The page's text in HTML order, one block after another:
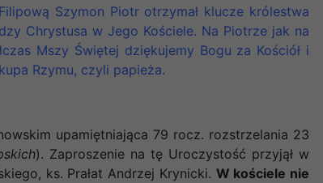
Szymon Piotr otrzymał klucze królestwa
Chrystusa w Jego Kościele. Na Piotrze jak na
Mszy Świętej dziękujemy Bogu za Kościół i
Rzymu, czyli papieża.
upamiętniająca 79 rocz. rozstrzelania 23
). Zaproszenie na tę Uroczystość przyjął w
ks. Prałat Andrzej Krynicki. W kościele nie